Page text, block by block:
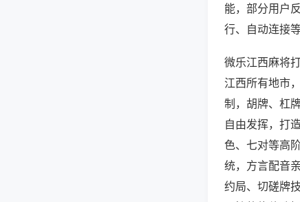
能，部分用户
行、自动连接
微乐江西麻将
江西所有地市
制，胡牌、杠
自由发挥，打
色、七对等高
统，方言配音
约局、切磋牌